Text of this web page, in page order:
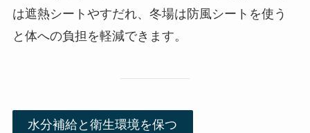
は遮熱シートやすだれ、冬場は防風シートを使う
と体への負担を軽減できます。
水分補給と衛生環境を保つ